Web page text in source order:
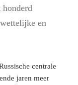
honderd
en
centrale
jaren meer